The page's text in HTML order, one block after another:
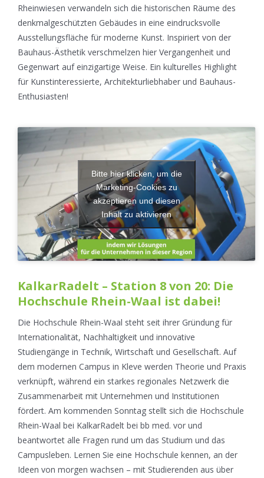
Rheinwiesen verwandeln sich die historischen Räume des
denkmalgeschützten Gebäudes in eine eindrucksvolle
Ausstellungsfläche für moderne Kunst. Inspiriert von der
Bauhaus-Ästhetik verschmelzen hier Vergangenheit und
Gegenwart auf einzigartige Weise. Ein kulturelles Highlight
für Kunstinteressierte, Architekturliebhaber und Bauhaus-
Enthusiasten!
Bitte hier klicken, um die
Marketing-Cookies zu
akzeptieren und diesen
Inhalt zu aktivieren
KalkarRadelt – Station 8 von 20: Die
Hochschule Rhein-Waal ist dabei!
Die Hochschule Rhein-Waal steht seit ihrer Gründung für
Internationalität, Nachhaltigkeit und innovative
Studiengänge in Technik, Wirtschaft und Gesellschaft. Auf
dem modernen Campus in Kleve werden Theorie und Praxis
verknüpft, während ein starkes regionales Netzwerk die
Zusammenarbeit mit Unternehmen und Institutionen
fördert. Am kommenden Sonntag stellt sich die Hochschule
Rhein-Waal bei KalkarRadelt bei bb med. vor und
beantwortet alle Fragen rund um das Studium und das
Campusleben. Lernen Sie eine Hochschule kennen, an der
Ideen von morgen wachsen – mit Studierenden aus über